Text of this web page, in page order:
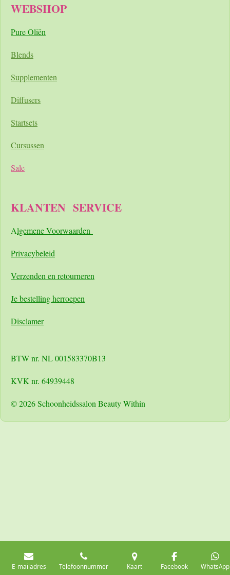
WEBSHOP
Pure Oliën
Blends
Supplementen
Diffusers
Startsets
Cursussen
Sale
KLANTEN SERVICE
Algemene Voorwaarden
Privacybeleid
Verzenden en retourneren
Je bestelling herroepen
Disclamer
BTW nr. NL 001583370B13
KVK nr. 64939448
© 2026 Schoonheidssalon Beauty Within
E-mailadres Telefoonnummer Kaart Facebook WhatsApp